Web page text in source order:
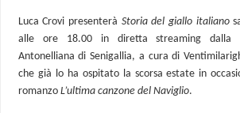
Luca Crovi presenterà Storia del giallo italiano
alle ore 18.00 in diretta streaming dalla
Antonelliana di Senigallia, a cura di
che già lo ha ospitato la scorsa estate in
romanzo L’ultima canzone del Naviglio.